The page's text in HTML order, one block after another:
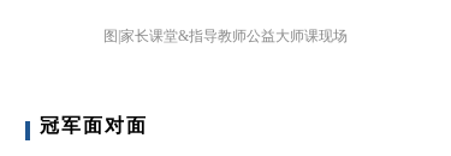
图|家长课堂&指导教师公益大师课现场
冠军面对面